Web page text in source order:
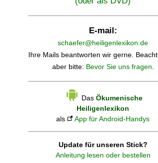
E-mail:
schaefer@heiligenlexikon.de
Ihre Mails beantworten wir gerne.
aber bitte: Bevor Sie uns fragen.
Das Ökumenische
Heiligenlexikon
als
App für Android-Handys
Update für unseren Stick?
Anleitung lesen oder bestellen